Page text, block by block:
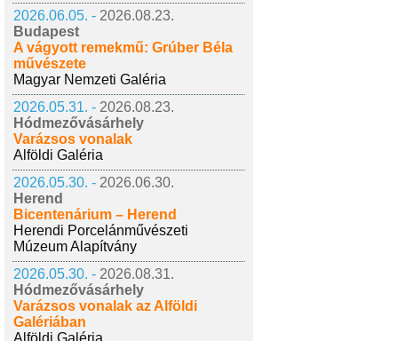
2026.06.05. - 2026.08.23.
Budapest
A vágyott remekmű: Grúber Béla
művészete
Magyar Nemzeti Galéria
2026.05.31. - 2026.08.23.
Hódmezővásárhely
Varázsos vonalak
Alföldi Galéria
2026.05.30. - 2026.06.30.
Herend
Bicentenárium – Herend
Herendi Porcelánművészeti
Múzeum Alapítvány
2026.05.30. - 2026.08.31.
Hódmezővásárhely
Varázsos vonalak az Alföldi
Galériában
Alföldi Galéria